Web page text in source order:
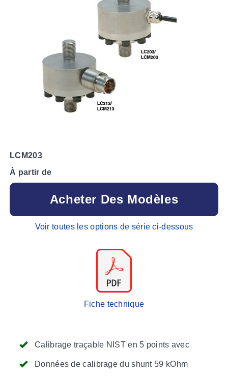
Calibrage traçable NIST en 5 points avec
Données de calibrage du shunt 59 kOhm
LCM203
À partir de
Acheter Des Modèles
Voir toutes les options de série ci-dessous
Fiche technique